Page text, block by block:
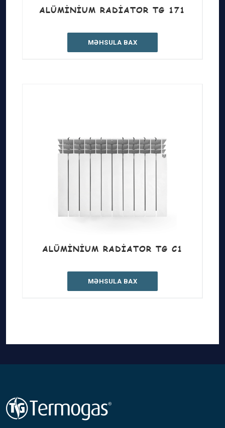
ALÜMINIUM RADIATOR TG 171
MƏHSULA BAX
ALÜMINIUM RADIATOR TG C1
MƏHSULA BAX